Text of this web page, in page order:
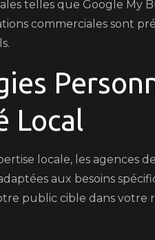
telles que Google My
commerciales sont
Local
locale, les agences
aux besoins
public cible dans votre